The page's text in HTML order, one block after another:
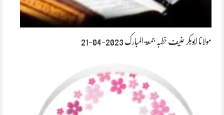
مولانا ابوبکر حنیف خطبہ جمعۃ المبارک 2023-04-21